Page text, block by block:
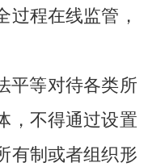
过程在线监管，
平等对待各类所
，不得通过设置
有制或者组织形